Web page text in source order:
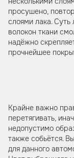
просушено,
слоями лака. Суть
волокон ткани
надёжно
прочнейшее
Крайне важно
перетягивать,
недопустимо
также собьётся.
для данного